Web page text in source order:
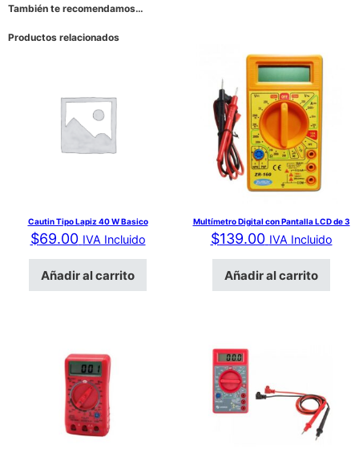
También te recomendamos…
Productos relacionados
Cautin Tipo Lapiz 40 W Basico
$69.00 IVA Incluido
Añadir al carrito
Multímetro Digital con Pantalla LCD de 3
$139.00 IVA Incluido
Añadir al carrito